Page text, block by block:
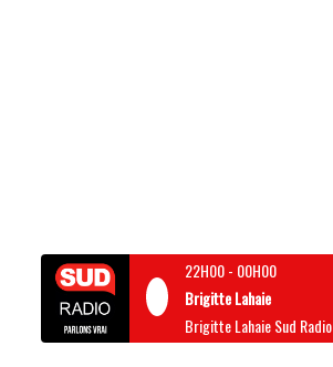
22H00- 00H00
Brigitte Lahaie
Brigitte Lahaie Sud Radio